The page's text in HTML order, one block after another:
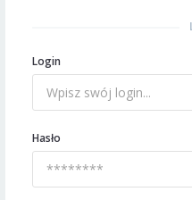
Login
Hasło